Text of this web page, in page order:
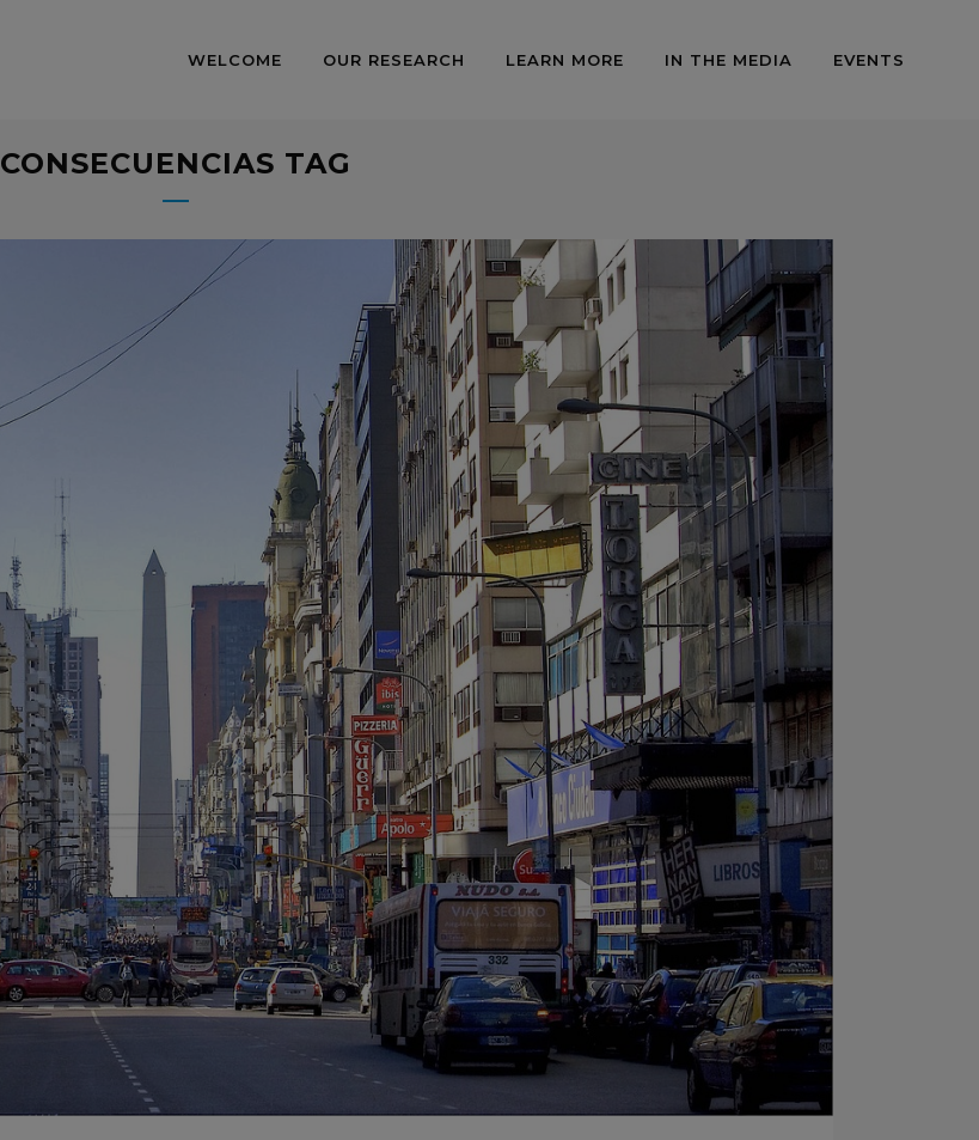
WELCOME OUR RESEARCH LEARN MORE IN THE MEDIA EVENTS
CONSECUENCIAS TAG